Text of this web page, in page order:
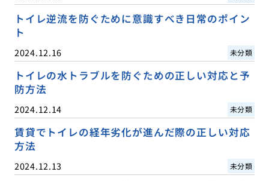
トイレ逆流を防ぐために意識すべき日常のポイン
ト
2024.12.16 未分類
トイレの水トラブルを防ぐための正しい対応と予
防方法
2024.12.14 未分類
賃貸でトイレの経年劣化が進んだ際の正しい対応
方法
2024.12.13 未分類